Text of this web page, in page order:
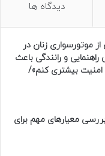
دیدگاه ها
موتورسواری زنان در
و رانندگی باعث
بیشتری کنم»/
معیارهای مهم برای